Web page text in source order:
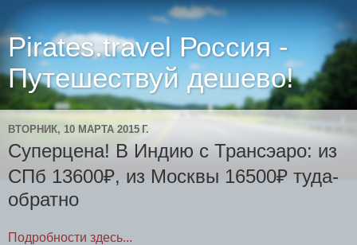
Pirates.travel Россия -
Путешествуй дешево!
ВТОРНИК, 10 МАРТА 2015 Г.
Суперцена! В Индию с Трансэаро: из
СПб 13600₽, из Москвы 16500₽ туда-
обратно
Подробности здесь...